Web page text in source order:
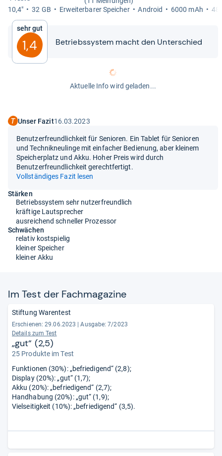
10,4"
32 GB Erweiter­ba­rer Spei­cher Android 6000 mAh
Sehr gut
1,4 Betriebs­sys­tem macht den Unter­schied
Aktuelle Info wird geladen...
Unser Fazit16.03.2023
Benutzerfreundlichkeit für Senioren. Ein Tablet für Senioren
und Technikneulinge mit einfacher Bedienung, aber kleinem
Speicherplatz und Akku. Hoher Preis wird durch
Benutzerfreundlichkeit gerechtfertigt.
Vollständiges Fazit lesen
Stärken
Betriebssystem sehr nutzerfreundlich
kräftige Lautsprecher
ausreichend schneller Prozessor
Schwächen
relativ kostspielig
kleiner Speicher
kleiner Akku
Im Test der Fach­ma­ga­zine
Stiftung Warentest
Erschienen: 29.06.2023 | Ausgabe: 7/2023
Details zum Test
„gut“ (2,5)
25 Produkte im Test
Funktionen (30%): „befriedigend“ (2,8);
Display (20%): „gut“ (1,7);
Akku (20%): „befriedigend“ (2,7);
Handhabung (20%): „gut“ (1,9);
Vielseitigkeit (10%): „befriedigend“ (3,5).